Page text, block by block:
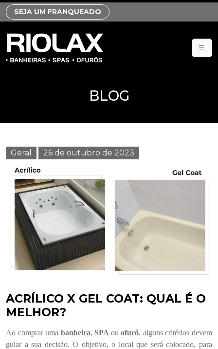
SEJA UM FRANQUEADO
BLOG
Geral 26 de outubro de 2023
ACRÍLICO X GEL COAT: QUAL É O
MELHOR?
Ao compraruma banheira, SPA ou ofurô, alguns critérios devem
guiar a sua decisão. O objetivo, o local que será colocado, para